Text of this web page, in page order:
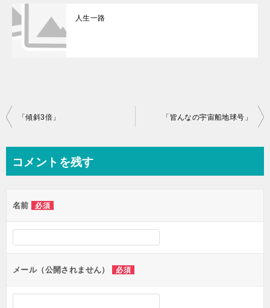
人生一路
投
ビ
ー
シ
ョ
ン
「傾斜3倍」 「皆んなの宇宙船地球号」
コメントを残す
名前 必須
メール（公開されません） 必須